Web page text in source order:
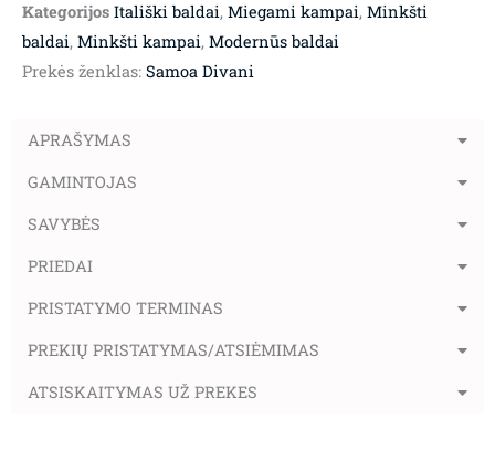
Kategorijos Itališki baldai, Miegami kampai, Minkšti
baldai, Minkšti kampai, Modernūs baldai
Prekės ženklas: Samoa Divani
APRAŠYMAS
GAMINTOJAS
SAVYBĖS
PRIEDAI
PRISTATYMO TERMINAS
PREKIŲ PRISTATYMAS/ATSIĖMIMAS
ATSISKAITYMAS UŽ PREKES